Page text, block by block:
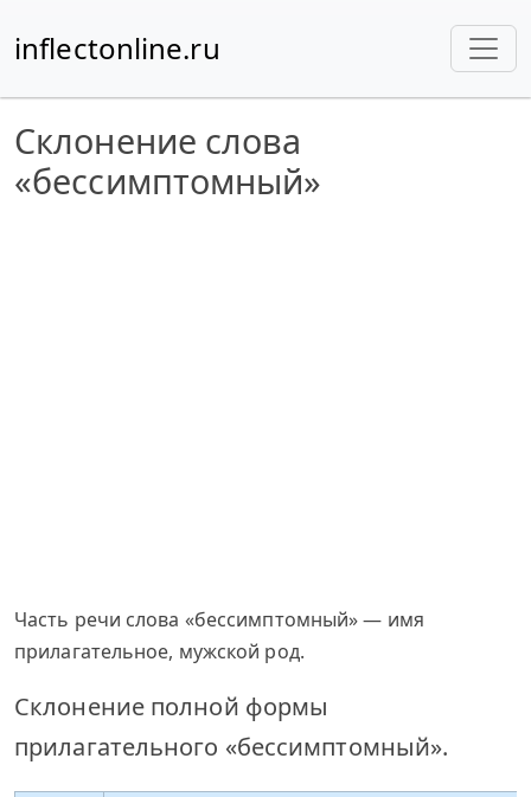
inflectonline.ru
Склонение слова
«бессимптомный»
Часть речи слова «бессимптомный» — имя
прилагательное, мужской род.
Склонение полной формы
прилагательного «бессимптомный».